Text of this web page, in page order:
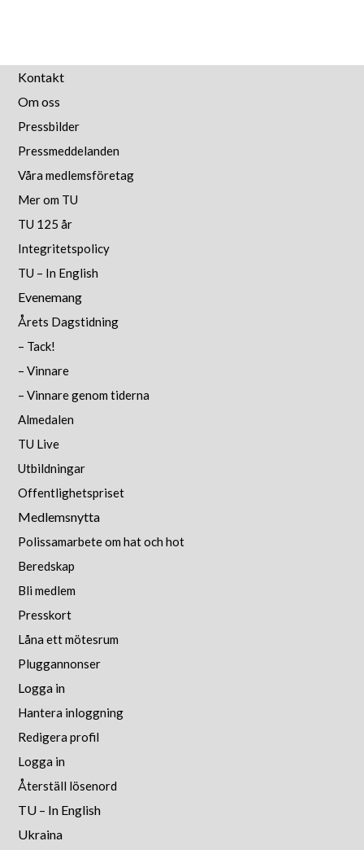
Kontakt
Om oss
Pressbilder
Pressmeddelanden
Våra medlemsföretag
Mer om TU
TU 125 år
Integritetspolicy
TU – In English
Evenemang
Årets Dagstidning
– Tack!
– Vinnare
– Vinnare genom tiderna
Almedalen
TU Live
Utbildningar
Offentlighetspriset
Medlemsnytta
Polissamarbete om hat och hot
Beredskap
Bli medlem
Presskort
Låna ett mötesrum
Pluggannonser
Logga in
Hantera inloggning
Redigera profil
Logga in
Återställ lösenord
TU – In English
Ukraina